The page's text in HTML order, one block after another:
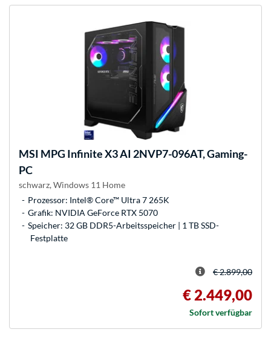
MSI MPG Infinite X3 AI 2NVP7-096AT, Gaming-
PC
schwarz, Windows 11 Home
Prozessor: Intel® Core™ Ultra 7 265K
Grafik: NVIDIA GeForce RTX 5070
Speicher: 32 GB DDR5-Arbeitsspeicher | 1 TB SSD-
Festplatte
€ 2.899,00
€ 2.449,00
Sofort verfügbar